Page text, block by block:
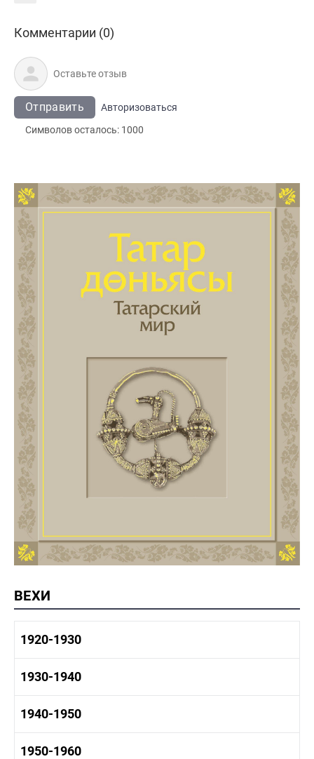
Комментарии (0)
Отправить
Авторизоваться
Символов осталось: 1000
ВЕХИ
1920-1930
1920-1930 история
1930-1940
1930-1940 история
1940-1950
1940-1950 быт
1950-1960